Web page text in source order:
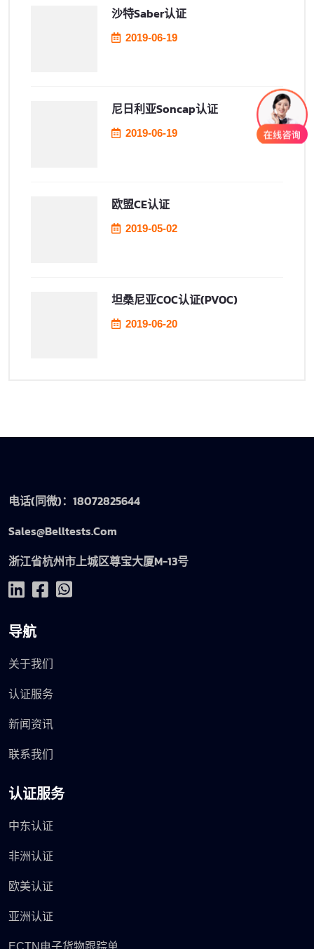
沙特Saber认证
2019-06-19
尼日利亚soncap认证
2019-06-19
欧盟CE认证
2019-05-02
坦桑尼亚COC认证(PVOC)
2019-06-20
电话(同微)：18072825644
Sales@belltests.com
浙江省杭州市上城区尊宝大厦M-13号
导航
关于我们
认证服务
新闻资讯
联系我们
认证服务
中东认证
非洲认证
欧美认证
亚洲认证
ECTN电子货物跟踪单